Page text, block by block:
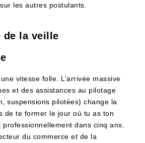
les autres postulants.
de la veille
vitesse folle. L’arrivée massive
et des assistances au pilotage
suspensions pilotées) change la
de te former le jour où tu as ton
dans cinq ans.
du commerce et de la